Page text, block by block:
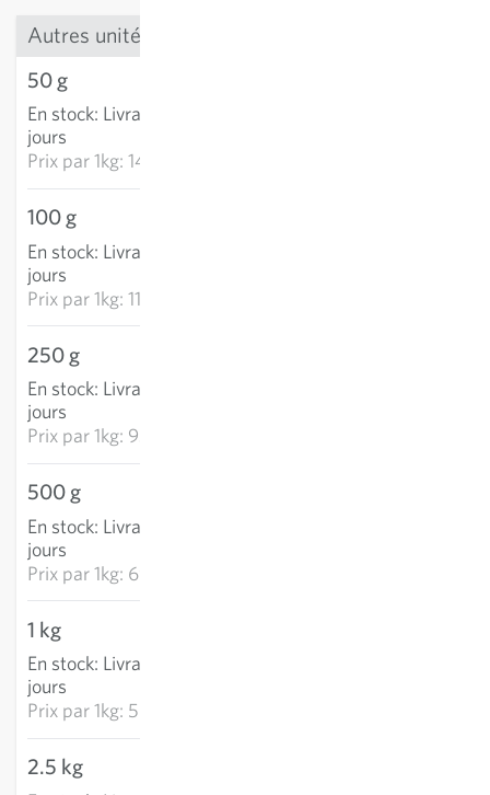
Autres unités
50 g
En stock: Livraison 2-4
jours
Prix par1kg: 140.56 CHF
100 g
En stock: Livraison 2-4
jours
Prix par1kg: 116.45 CHF
250 g
En stock: Livraison 2-4
jours
Prix par1kg: 93.16 CHF
500 g
En stock: Livraison 2-4
jours
Prix par1kg: 69.97 CHF
1 kg
En stock: Livraison 2-4
jours
Prix par1kg: 58.12 CHF
2.5 kg